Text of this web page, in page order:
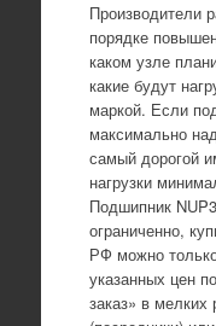
Производители
порядке
каком узле
какие будут
маркой. Если
максимально
самый дорогой
нагрузки
Подшипник
ограниченно,
РФ можно
указанных цен
заказ» в